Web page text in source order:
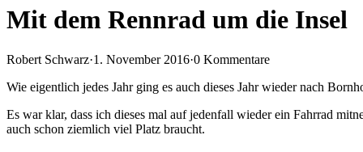
Mit dem Rennrad um die Insel
Robert Schwarz·1. November 2016·0 Kommentare
Wie eigentlich jedes Jahr ging es auch dieses Jahr wieder nach
Es war klar, dass ich dieses mal auf jedenfall wieder ein Fahrrad
auch schon ziemlich viel Platz braucht.